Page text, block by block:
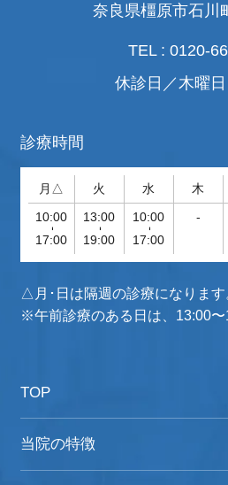
奈良県橿原市石川
TEL : 0120-
休診日／木曜
診療時間
月△ 火 水 木
10:00
-
17:00
13:00
-
19:00
10:00
-
17:00
-
△月･日は隔週の診療になります
※午前診療のある日は、13:00〜
TOP
当院の特徴